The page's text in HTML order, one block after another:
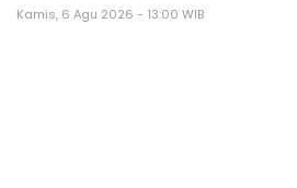
Kamis, 6 Agu 2026 - 13:00 WIB